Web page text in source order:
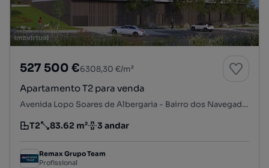
527 500 €6308,30 €/m²
Apartamento T2 para venda
Avenida Lopo Soares de Albergaria - Bairro dos Navegadores, Porto Salvo, Oeiras, Lisboa
Tipologia
T2
Preço por metro quadrado
83.62 m²
Andar 3 andar
Remax Grupo Team
Profissional